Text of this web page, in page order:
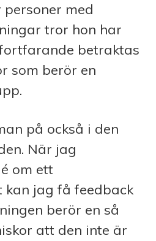
med
tror hon har
betraktas
som berör en
på också i den
När jag
om ett
kan jag få feedback
berör en så
att den inte är